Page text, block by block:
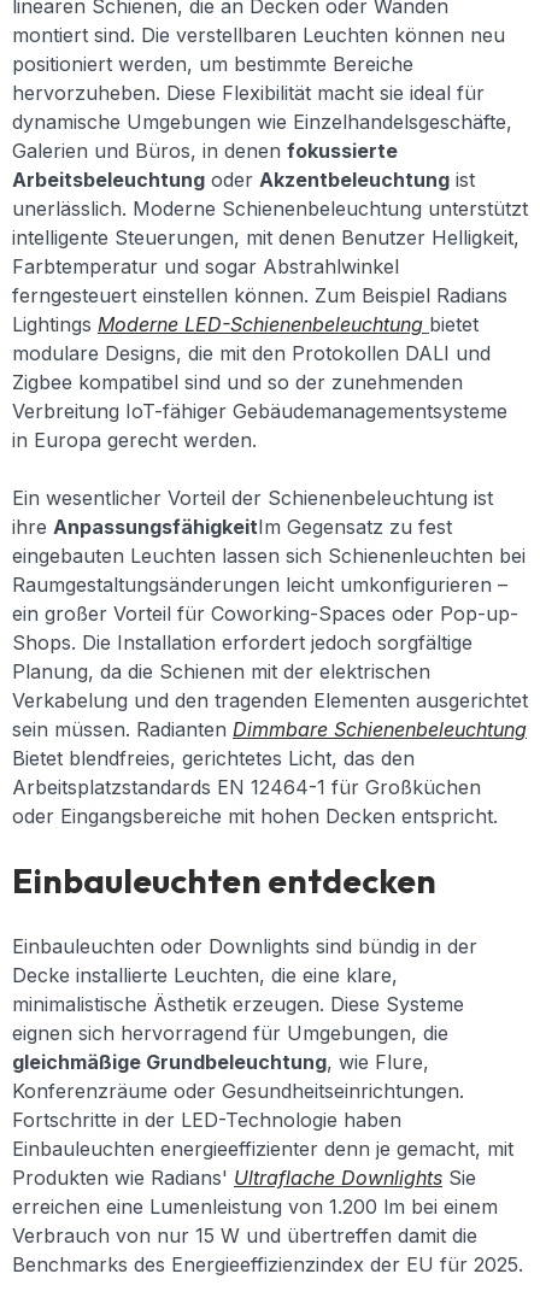
linearen Schienen, die an Decken oder Wänden
montiert sind. Die verstellbaren Leuchten können neu
positioniert werden, um bestimmte Bereiche
hervorzuheben. Diese Flexibilität macht sie ideal für
dynamische Umgebungen wie Einzelhandelsgeschäfte,
Galerien und Büros, in denen fokussierte
Arbeitsbeleuchtung oder Akzentbeleuchtung ist
unerlässlich. Moderne Schienenbeleuchtung unterstützt
intelligente Steuerungen, mit denen Benutzer Helligkeit,
Farbtemperatur und sogar Abstrahlwinkel
ferngesteuert einstellen können. Zum Beispiel Radians
Lightings Moderne LED-Schienenbeleuchtung bietet
modulare Designs, die mit den Protokollen DALI und
Zigbee kompatibel sind und so der zunehmenden
Verbreitung IoT-fähiger Gebäudemanagementsysteme
in Europa gerecht werden.
Ein wesentlicher Vorteil der Schienenbeleuchtung ist
ihre AnpassungsfähigkeitIm Gegensatz zu fest
eingebauten Leuchten lassen sich Schienenleuchten bei
Raumgestaltungsänderungen leicht umkonfigurieren –
ein großer Vorteil für Coworking-Spaces oder Pop-up-
Shops. Die Installation erfordert jedoch sorgfältige
Planung, da die Schienen mit der elektrischen
Verkabelung und den tragenden Elementen ausgerichtet
sein müssen. Radianten Dimmbare Schienenbeleuchtung
Bietet blendfreies, gerichtetes Licht, das den
Arbeitsplatzstandards EN 12464-1 für Großküchen
oder Eingangsbereiche mit hohen Decken entspricht.
Einbauleuchten entdecken
Einbauleuchten oder Downlights sind bündig in der
Decke installierte Leuchten, die eine klare,
minimalistische Ästhetik erzeugen. Diese Systeme
eignen sich hervorragend für Umgebungen, die
gleichmäßige Grundbeleuchtung, wie Flure,
Konferenzräume oder Gesundheitseinrichtungen.
Fortschritte in der LED-Technologie haben
Einbauleuchten energieeffizienter denn je gemacht, mit
Produkten wie Radians' Ultraflache Downlights Sie
erreichen eine Lumenleistung von 1.200 lm bei einem
Verbrauch von nur 15 W und übertreffen damit die
Benchmarks des Energieeffizienzindex der EU für 2025.